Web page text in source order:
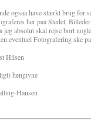
ogsaa have stærkt brug for
her paa Stedet,
jeg absolut skal rejse bort
en eventuel Fotografering ske
Hilsen
hengivne
Hansen